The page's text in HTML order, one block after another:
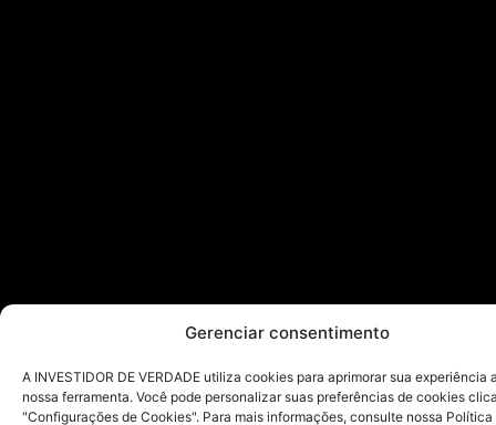
Gerenciar consentimento
A INVESTIDOR DE VERDADE utiliza cookies para aprimorar sua experiência
nossa ferramenta. Você pode personalizar suas preferências de cookies
"Configurações de Cookies". Para mais informações, consulte nossa Política